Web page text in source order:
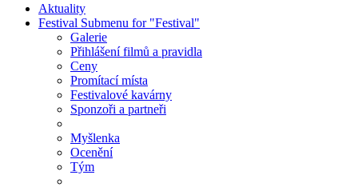
Aktuality
Festival Submenu for "Festival"
Galerie
Přihlášení filmů a pravidla
Ceny
Promítací místa
Festivalové kavárny
Sponzoři a partneři
Myšlenka
Ocenění
Tým